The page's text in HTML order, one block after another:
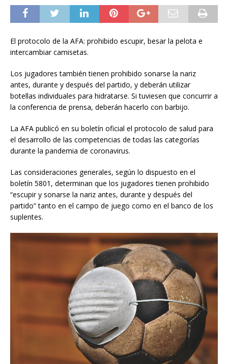
El protocolo de la AFA: prohibido escupir, besar la pelota e
intercambiar camisetas.
Los jugadores también tienen prohibido sonarse la nariz
antes, durante y después del partido, y deberán utilizar
botellas individuales para hidratarse. Si tuviesen que concurrir a
la conferencia de prensa, deberán hacerlo con barbijo.
La AFA publicó en su boletín oficial el protocolo de salud para
el desarrollo de las competencias de todas las categorías
durante la pandemia de coronavirus.
Las consideraciones generales, según lo dispuesto en el
boletín 5801, determinan que los jugadores tienen prohibido
“escupir y sonarse la nariz antes, durante y después del
partido” tanto en el campo de juego como en el banco de los
suplentes.